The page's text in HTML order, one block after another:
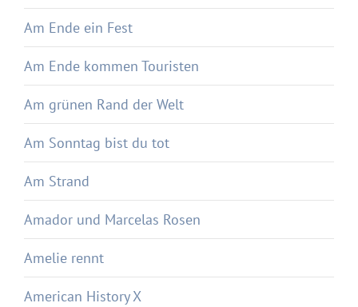
Am Ende ein Fest
Am Ende kommen Touristen
Am grünen Rand der Welt
Am Sonntag bist du tot
Am Strand
Amador und Marcelas Rosen
Amelie rennt
American History X